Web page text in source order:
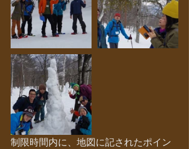
制限時間内に、地図に記されたポイン